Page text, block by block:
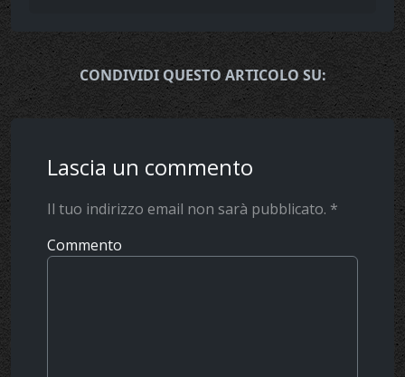
CONDIVIDI QUESTO ARTICOLO SU:
Lascia un commento
Il tuo indirizzo email non sarà pubblicato. *
Commento